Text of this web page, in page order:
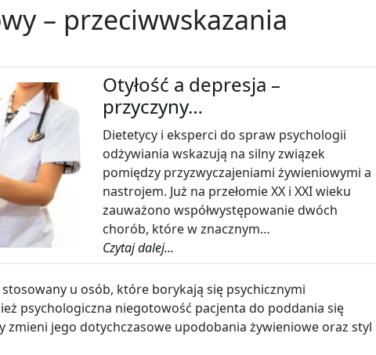
– przeciwwskazania
Otyłość a depresja –
przyczyny…
Dietetycy i eksperci do spraw psychologii
odżywiania wskazują na silny związek
pomiędzy przyzwyczajeniami żywieniowymi a
nastrojem. Już na przełomie XX i XXI wieku
zauważono współwystępowanie dwóch
chorób, które w znacznym…
Czytaj dalej...
stosowany u osób, które borykają się psychicznymi
psychologiczna niegotowość pacjenta do poddania się
jego dotychczasowe upodobania żywieniowe oraz styl